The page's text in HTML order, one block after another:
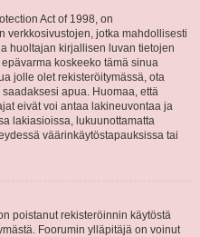
Act of 1998, on
verkkosivustojen, jotka mahdollisesti
huoltajan kirjallisen luvan tietojen
koskeeko tämä sinua
jolle olet rekisteröitymässä, ota
apua. Huomaa, että
eivät voi antaa lakineuvontaa ja
lakiasioissa, lukuunottamatta
väärinkäytöstapauksissa tai
poistanut rekisteröinnin käytöstä
Foorumin ylläpitäjä on voinut